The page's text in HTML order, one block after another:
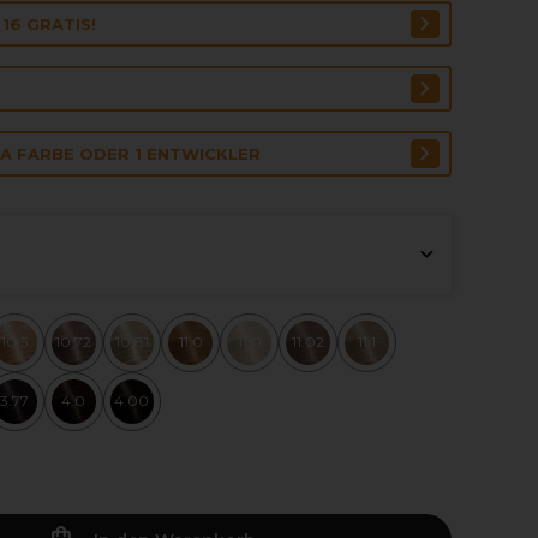
GRATIS!
FARBE ODER 1 ENTWICKLER
10.5 10.72 10.81 11.0 11.02 11.1
3.77 4.0 4.00